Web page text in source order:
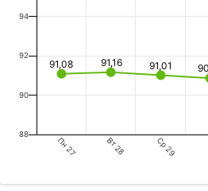
91,08 91,16 91,01
Пн 27 Вт 28 Ср 29
88
90
92
94